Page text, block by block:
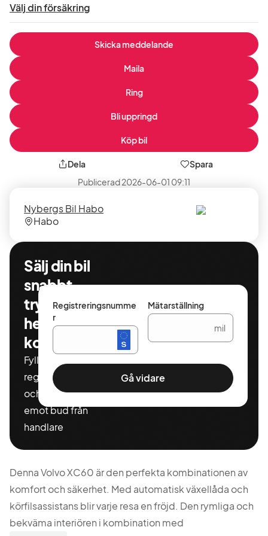
Välj din försäkring
Skicka meddelande
Maila
Ring
Bli uppringd
Köp bil
Dela
Spara
Publicerad2026-06-01 09:11
Säljare
Nybergs Bil Habo
Säljarens
platsHabo
Sälj din bil
snabbt,
tryggt och
helt
kostnadsfritt
Fyll i ditt
registeringnummer
och miltal för att ta
emot bud från
handlare
Registreringsnumme
r
Mätarställning
mil
Gå vidare
Denna Volvo XC60 är den perfekta kombinationen av
komfort och säkerhet. Med automatisk växellåda och
körfilsassistans blir varje resa en fröjd. Den rymliga och
bekväma interiören i kombination med